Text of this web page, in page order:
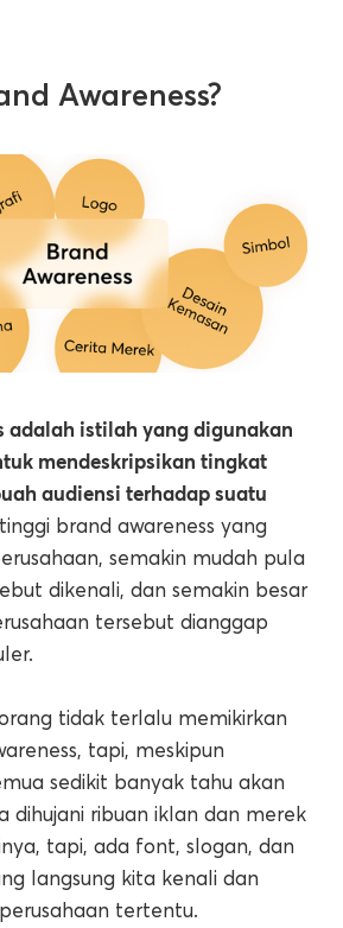
Awareness?
adalah istilah yang digunakan
mendeskripsikan tingkat
audiensi terhadap suatu
brand awareness yang
semakin mudah pula
dikenali, dan semakin besar
tersebut dianggap
tidak terlalu memikirkan
tapi, meskipun
sedikit banyak tahu akan
dihujani ribuan iklan dan merek
tapi, ada font, slogan, dan
langsung kita kenali dan
tertentu.